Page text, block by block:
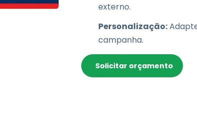
externo.
Personalização:
campanha.
Solicitar orçamento